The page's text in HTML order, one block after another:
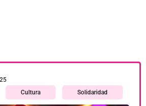
LGTBIfobia
Cultura Solidaridad